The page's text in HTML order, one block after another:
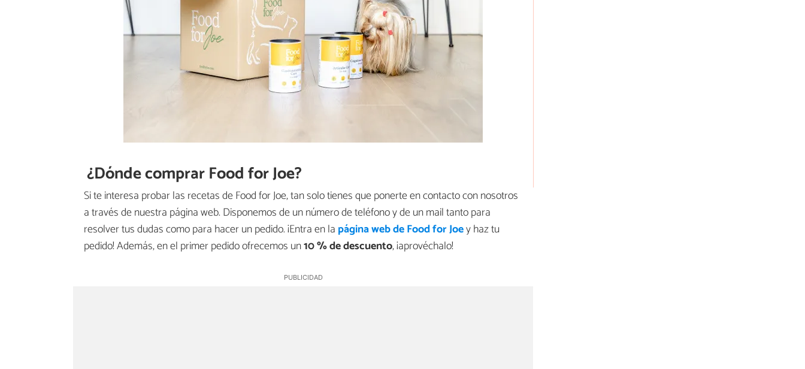
¿Dónde comprar Food for Joe?
Si te interesa probar las recetas de Food for Joe, tan solo tienes que ponerte en contacto con nosotros
a través de nuestra página web. Disponemos de un número de teléfono y de un mail tanto para
resolver tus dudas como para hacer un pedido. ¡Entra en la página web de Food for Joey haz tu
pedido! Además, en el primer pedido ofrecemos un10 % de descuento, ¡aprovéchalo!